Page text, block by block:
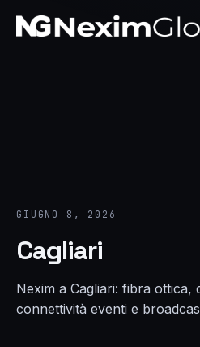
GIUGNO 8, 2026
Cagliari
Nexim a Cagliari: fibra ottica,
connettività eventi e